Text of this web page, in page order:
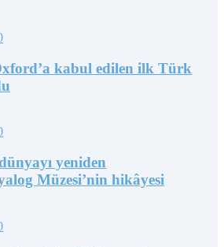
kabul edilen ilk Türk
yeniden
Müzesi’nin hikâyesi